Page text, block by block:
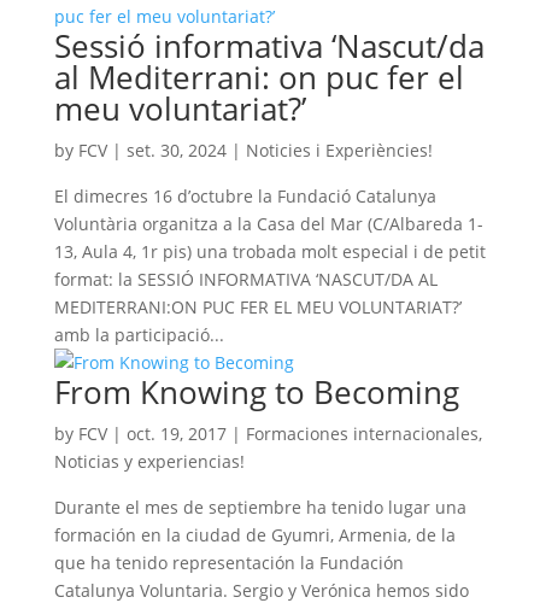
Sessió informativa ‘Nascut/da
al Mediterrani: on puc fer el
meu voluntariat?’
by FCV| set. 30, 2024| Noticies i Experiències!
El dimecres 16 d’octubre la Fundació Catalunya
Voluntària organitza a la Casa del Mar (C/Albareda 1-
13, Aula 4, 1r pis) una trobada molt especial i de petit
format: la SESSIÓ INFORMATIVA ‘NASCUT/DA AL
MEDITERRANI:ON PUC FER EL MEU VOLUNTARIAT?’
amb la participació...
From Knowing to Becoming
by FCV| oct. 19, 2017| Formaciones internacionales,
Noticias y experiencias!
Durante el mes de septiembre ha tenido lugar una
formación en la ciudad de Gyumri, Armenia, de la
que ha tenido representación la Fundación
Catalunya Voluntaria. Sergio y Verónica hemos sido